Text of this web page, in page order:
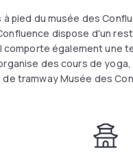
à pied du musée des
dispose d'un
comporte également une
des cours de
tramway Musée des
tandis que le stade
électriques est aussi